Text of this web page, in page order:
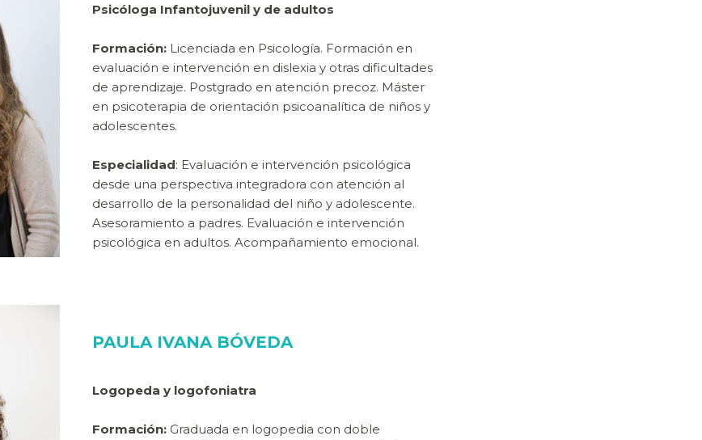
Psicóloga Infantojuvenil y de adultos
Formación: Licenciada en Psicología. Formación en
evaluación e intervención en dislexia y otras dificultades
de aprendizaje. Postgrado en atención precoz. Máster
en psicoterapia de orientación psicoanalítica de niños y
adolescentes.
Especialidad: Evaluación e intervención psicológica
desde una perspectiva integradora con atención al
desarrollo de la personalidad del niño y adolescente.
Asesoramiento a padres. Evaluación e intervención
psicológica en adultos. Acompañamiento emocional.
PAULA IVANA BÓVEDA
Logopeda y logofoniatra
Formación: Graduada en logopedia con doble